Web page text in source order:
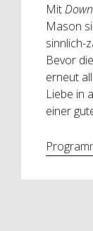
Mit
Mason
sinnlich-
Bevor
erneut
Liebe in
einer